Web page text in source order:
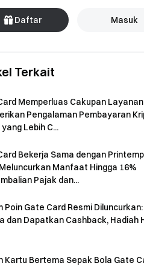
Daftar Masuk
Terkait
Memperluas Cakupan
Pengalaman Pembayaran
Lebih C...
Bekerja Sama dengan
Manfaat Hingga 16%
Pajak dan...
Poin Gate Card Resmi Diluncurkan:
dan Dapatkan Cashback, Hadiah
Kartu Bertema Sepak Bola Gate